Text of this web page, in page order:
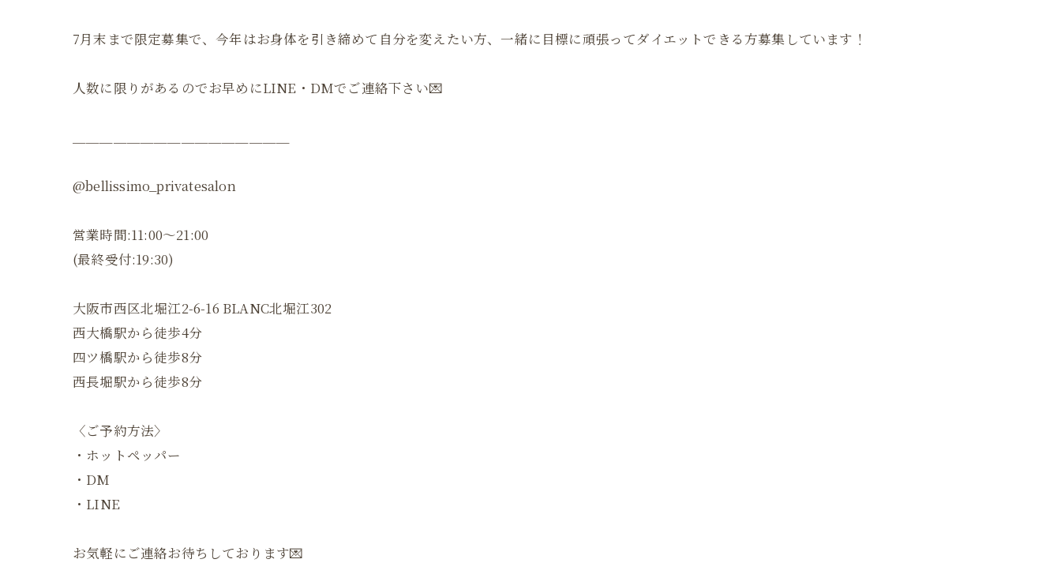
7月末まで限定募集で、今年はお身体を引き締めて自分を変えたい方、一緒に目標に頑張ってダイエットできる方募集しています！
人数に限りがあるのでお早めにLINE・DMでご連絡下さい💌
@bellissimo_privatesalon
営業時間:11:00〜21:00
(最終受付:19:30)
大阪市西区北堀江2-6-16 BLANC北堀江302
西大橋駅から徒歩4分
四ツ橋駅から徒歩8分
西長堀駅から徒歩8分
〈ご予約方法〉
・ホットペッパー
・DM
・LINE
お気軽にご連絡お待ちしております💌